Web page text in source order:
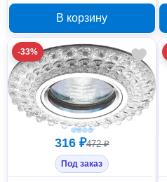
зеркало IT2118
В корзину
-33%
316 ₽472 ₽
Под заказ